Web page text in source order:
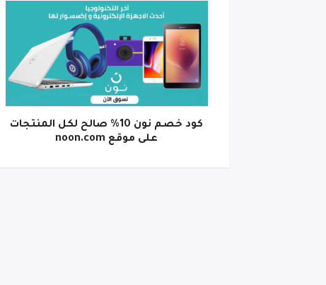
كود خصم نون 10% صالح لكل المنتجات
على موقع noon.com